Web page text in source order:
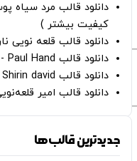
کیفیت بیشتر )
دانلود قالب قلعه نویی
دانلود قالب Oh Kevin De Bruyne - Paul Hand
دانلود قالب Gut Genug - kitschrieg ft. Shirin david
دانلود قالب امیر
جدیدترین قالب‌ها